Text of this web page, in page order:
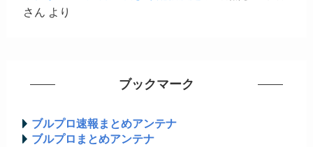
さん より
ブックマーク
ブルプロ速報まとめアンテナ
ブルプロまとめアンテナ